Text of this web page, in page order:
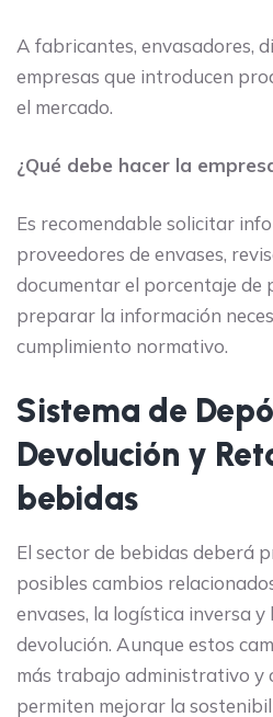
A fabricantes, envasadores,
empresas que introducen
el mercado.
¿Qué debe hacer la
Es recomendable solicitar
proveedores de envases,
documentar el porcentaje de
preparar la información
cumplimiento normativo.
Sistema de
Devolución y
bebidas
El sector de bebidas deberá
posibles cambios
envases, la logística inversa y
devolución. Aunque estos
más trabajo administrativo y
permiten mejorar la